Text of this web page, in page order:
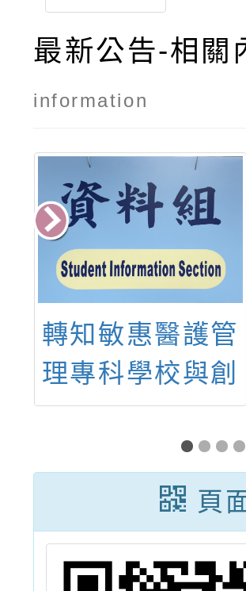
最新公告-相關
information
轉知教育部國民
及學前教育署性
別平等教育資源
中心發展性別平
等教育之學習
卡、海報及推薦
書單，請本校教
頁